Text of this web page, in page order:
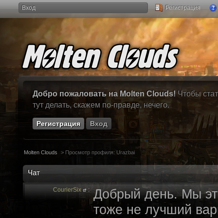
Вход Регистрация
Добро пожаловать на Molten Clouds! Чтобы
тут делать, скажем по-правде, нечего.
Регистрация Вход
Molten Clouds > Просмотр профиля: Urazbai
Чат
CourierSix : Добрый день. Мы
тоже не лучший